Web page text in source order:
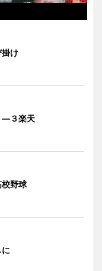
掛け
―３楽天
野球